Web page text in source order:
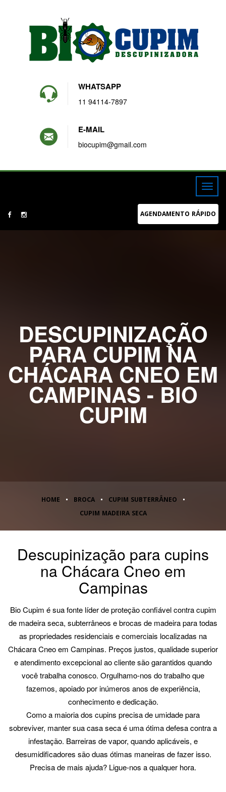
WHATSAPP
11 94114-7897
E-MAIL
biocupim@gmail.com
AGENDAMENTO RÁPIDO
DESCUPINIZAÇÃO
PARA CUPIM NA
CHÁCARA CNEO EM
CAMPINAS - BIO
CUPIM
HOME BROCA
CUPIM SUBTERRÂNEO
CUPIM MADEIRA SECA
Descupinização para cupins
na Chácara Cneo em
Campinas
Bio Cupim é sua fonte líder de proteção confiável contra cupim
de madeira seca, subterrâneos e brocas de madeira para todas
as propriedades residenciais e comerciais localizadas na
Chácara Cneo em Campinas. Preços justos, qualidade superior
e atendimento excepcional ao cliente são garantidos quando
você trabalha conosco. Orgulhamo-nos do trabalho que
fazemos, apoiado por inúmeros anos de experiência,
conhecimento e dedicação.
Como a maioria dos cupins precisa de umidade para
sobreviver, manter sua casa seca é uma ótima defesa contra a
infestação. Barreiras de vapor, quando aplicáveis, e
desumidificadores são duas ótimas maneiras de fazer isso.
Precisa de mais ajuda? Ligue-nos a qualquer hora.